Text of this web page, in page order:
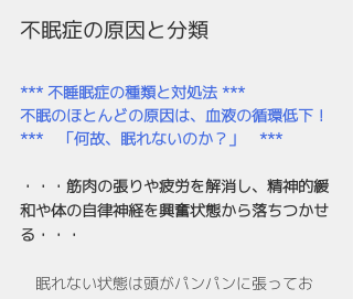
不眠症の原因と分類
*** 不睡眠症の種類と対処法 ***
不眠のほとんどの原因は、血液の循環低下！
***　「何故、眠れないのか？」　***
・・・筋肉の張りや疲労を解消し、精神的緩
和や体の自律神経を興奮状態から落ちつかせ
る・・・
眠れない状態は頭がパンパンに張ってお